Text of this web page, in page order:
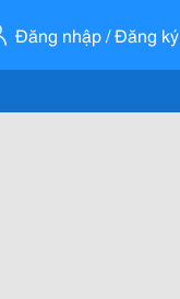
Đăng nhập / Đăng ký